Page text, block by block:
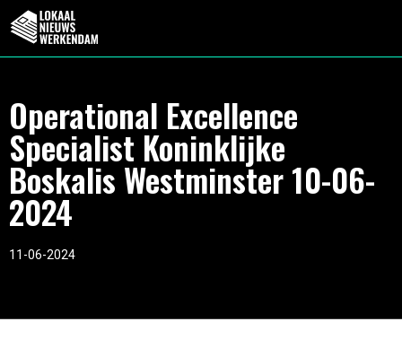
Operational Excellence
Specialist Koninklijke
Boskalis Westminster 10-06-
2024
11-06-2024